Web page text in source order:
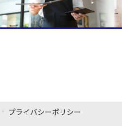
プライバシーポリシー